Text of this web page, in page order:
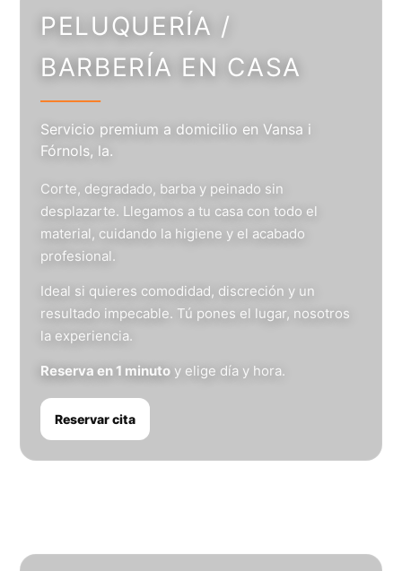
PELUQUERÍA /
BARBERÍA EN CASA
Servicio premium a domicilio en Vansa i
Fórnols, la.
Corte, degradado, barba y peinado sin
desplazarte. Llegamos a tu casa con todo el
material, cuidando la higiene y el acabado
profesional.
Ideal si quieres comodidad, discreción y un
resultado impecable. Tú pones el lugar, nosotros
la experiencia.
Reserva en 1 minuto y elige día y hora.
Reservar cita